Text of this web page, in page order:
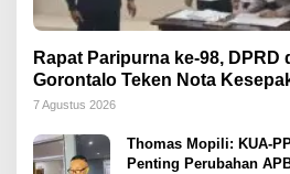
Rapat Paripurna ke-98, DPRD
Gorontalo Teken Nota
2026
7 Agustus 2026
Thomas Mopili: KUA-
Penting Perubahan